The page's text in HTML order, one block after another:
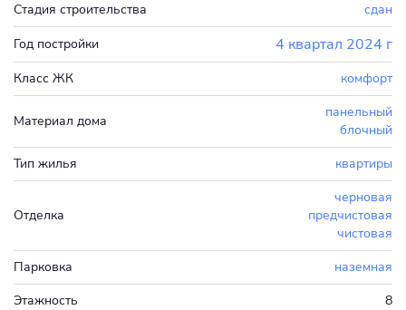
Стадия строительства
сдан
Год постройки
4 квартал 2024 г
Класс ЖК комфорт
Материал дома
панельный
блочный
Тип жилья
квартиры
Отделка
черновая
предчистовая
чистовая
Парковка
наземная
Этажность
8